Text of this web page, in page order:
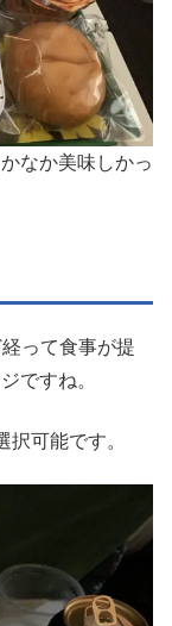
なか美味しかっ
って食事が提
ですね。
可能です。